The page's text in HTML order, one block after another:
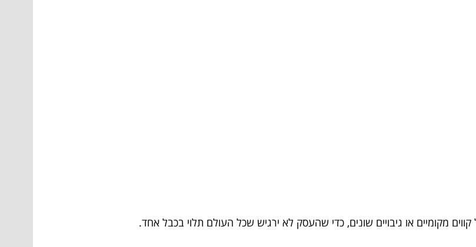
מקומיים או גיבויים שונים, כדי שהעסק לא ירגיש שכל העולם תלוי בכבל אחד.